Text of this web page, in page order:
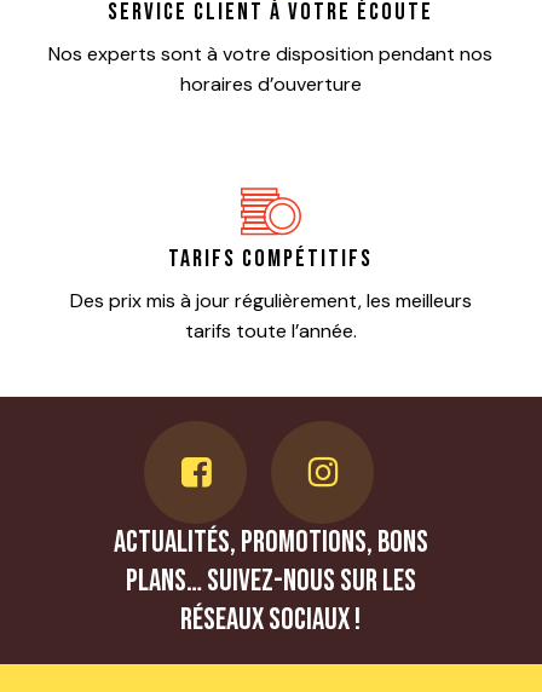
Service client à votre écoute
Nos experts sont à votre disposition pendant nos
horaires d’ouverture
Tarifs compétitifs
Des prix mis à jour régulièrement, les meilleurs
tarifs toute l’année.
Actualités, promotions, bons
plans… Suivez-nous sur les
réseaux sociaux !